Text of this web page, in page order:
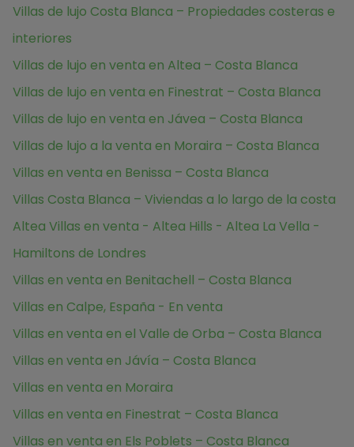
Villas de lujo Costa Blanca – Propiedades costeras e
interiores
Villas de lujo en venta en Altea – Costa Blanca
Villas de lujo en venta en Finestrat – Costa Blanca
Villas de lujo en venta en Jávea – Costa Blanca
Villas de lujo a la venta en Moraira – Costa Blanca
Villas en venta en Benissa – Costa Blanca
Villas Costa Blanca – Viviendas a lo largo de la costa
Altea Villas en venta - Altea Hills - Altea La Vella -
Hamiltons de Londres
Villas en venta en Benitachell – Costa Blanca
Villas en Calpe, España - En venta
Villas en venta en el Valle de Orba – Costa Blanca
Villas en venta en Jávía – Costa Blanca
Villas en venta en Moraira
Villas en venta en Finestrat – Costa Blanca
Villas en venta en Els Poblets – Costa Blanca